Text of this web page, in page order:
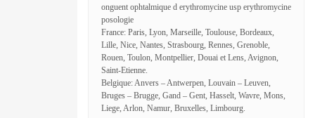
onguent ophtalmique d erythromycine usp erythromycine
posologie
France: Paris, Lyon, Marseille, Toulouse, Bordeaux,
Lille, Nice, Nantes, Strasbourg, Rennes, Grenoble,
Rouen, Toulon, Montpellier, Douai et Lens, Avignon,
Saint-Etienne.
Belgique: Anvers – Antwerpen, Louvain – Leuven,
Bruges – Brugge, Gand – Gent, Hasselt, Wavre, Mons,
Liege, Arlon, Namur, Bruxelles, Limbourg.